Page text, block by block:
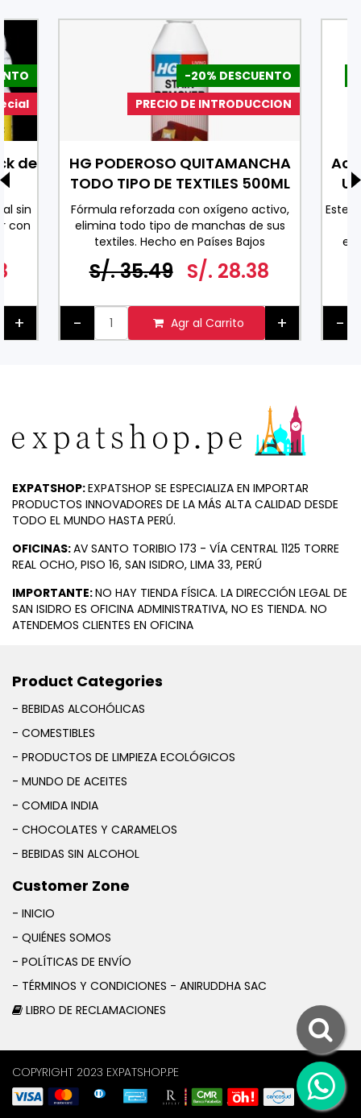
de
sin
con
+
-20% DESCUENTO
PRECIO DE INTRODUCCION
HG PODEROSO QUITAMANCHA
TODO TIPO DE TEXTILES 500ML
Fórmula reforzada con oxígeno activo,
elimina todo tipo de manchas de sus
textiles. Hecho en Países Bajos
S/. 35.49 S/. 28.38
- Agr al Carrito +
Este
-
EXPATSHOP:EXPATSHOP SE ESPECIALIZA EN IMPORTAR
PRODUCTOS INNOVADORES DE LA MÁS ALTA CALIDAD DESDE
TODO EL MUNDO HASTA PERÚ.
OFICINAS:AV SANTO TORIBIO 173 - VÍA CENTRAL 1125 TORRE
REAL OCHO, PISO 16, SAN ISIDRO, LIMA 33, PERÚ
IMPORTANTE:NO HAY TIENDA FÍSICA. LA DIRECCIÓN LEGAL DE
SAN ISIDRO ES OFICINA ADMINISTRATIVA, NO ES TIENDA. NO
ATENDEMOS CLIENTES EN OFICINA
Product Categories
- BEBIDAS ALCOHÓLICAS
- COMESTIBLES
- PRODUCTOS DE LIMPIEZA ECOLÓGICOS
- MUNDO DE ACEITES
- COMIDA INDIA
- CHOCOLATES Y CARAMELOS
- BEBIDAS SIN ALCOHOL
Customer Zone
- INICIO
- QUIÉNES SOMOS
- POLÍTICAS DE ENVÍO
- TÉRMINOS Y CONDICIONES - ANIRUDDHA SAC
LIBRO DE RECLAMACIONES
COPYRIGHT 2023 EXPATSHOP.PE